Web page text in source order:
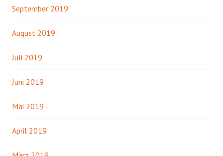
September 2019
August 2019
Juli 2019
Juni 2019
Mai 2019
April 2019